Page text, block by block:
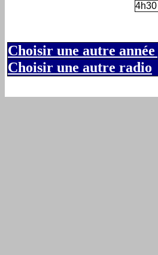
4h30
Choisir une autre
Choisir une autre radio